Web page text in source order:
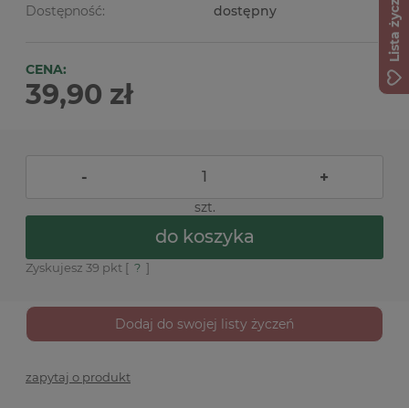
Dostępność:
dostępny
CENA:
39,90 zł
- +
szt.
do koszyka
Zyskujesz 39 pkt [ ? ]
Dodaj do swojej listy życzeń
zapytaj o produkt
Lista życzeń